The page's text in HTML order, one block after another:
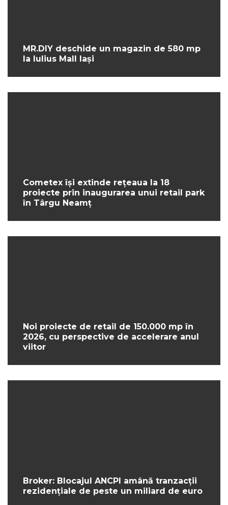
MR.DIY deschide un magazin de 580 mp
la Iulius Mall Iași
Cometex își extinde rețeaua la 18
proiecte prin inaugurarea unui retail park
în Târgu Neamț
Noi proiecte de retail de 150.000 mp în
2026, cu perspective de accelerare anul
viitor
Broker: Blocajul ANCPI amână tranzacții
rezidențiale de peste un miliard de euro